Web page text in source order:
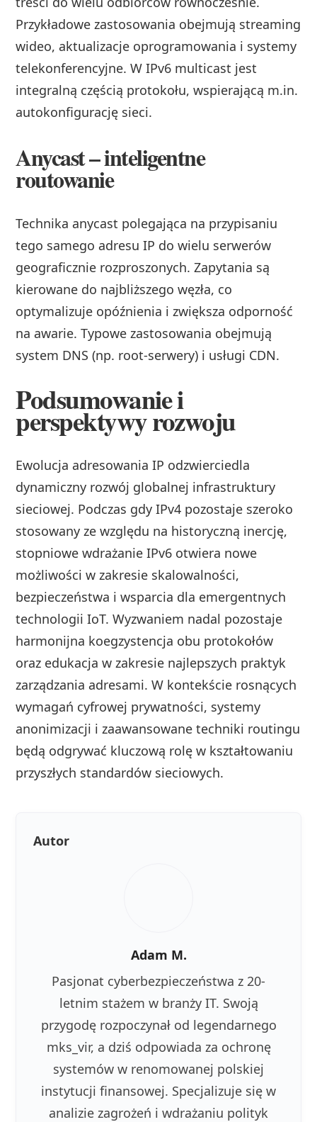
Przykładowe zastosowania obejmują streaming
wideo, aktualizacje oprogramowania i systemy
telekonferencyjne. W IPv6 multicast jest
integralną częścią protokołu, wspierającą m.in.
autokonfigurację sieci.
Anycast – inteligentne
routowanie
Technika anycast polegająca na przypisaniu
tego samego adresu IP do wielu serwerów
geograficznie rozproszonych. Zapytania są
kierowane do najbliższego węzła, co
optymalizuje opóźnienia i zwiększa odporność
na awarie. Typowe zastosowania obejmują
system DNS (np. root-serwery) i usługi CDN.
Podsumowanie i
perspektywy rozwoju
Ewolucja adresowania IP odzwierciedla
dynamiczny rozwój globalnej infrastruktury
sieciowej. Podczas gdy IPv4 pozostaje szeroko
stosowany ze względu na historyczną inercję,
stopniowe wdrażanie IPv6 otwiera nowe
możliwości w zakresie skalowalności,
bezpieczeństwa i wsparcia dla emergentnych
technologii IoT. Wyzwaniem nadal pozostaje
harmonijna koegzystencja obu protokołów
oraz edukacja w zakresie najlepszych praktyk
zarządzania adresami. W kontekście rosnących
wymagań cyfrowej prywatności, systemy
anonimizacji i zaawansowane techniki routingu
będą odgrywać kluczową rolę w kształtowaniu
przyszłych standardów sieciowych.
Autor
Adam M.
Pasjonat cyberbezpieczeństwa z 20-
letnim stażem w branży IT. Swoją
przygodę rozpoczynał od legendarnego
mks_vir, a dziś odpowiada za ochronę
systemów w renomowanej polskiej
instytucji finansowej. Specjalizuje się w
analizie zagrożeń i wdrażaniu polityk